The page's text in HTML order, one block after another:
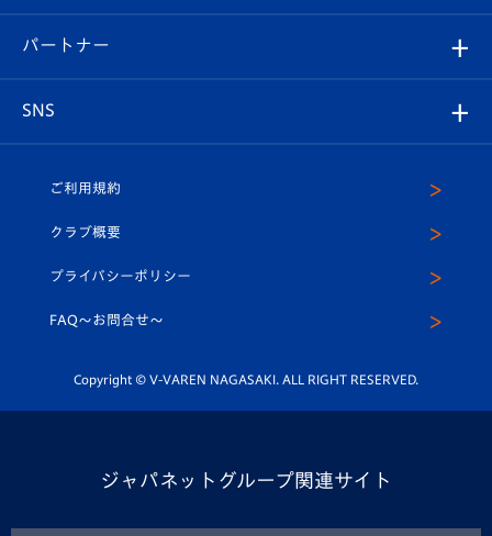
メディア
ホームタウン
マスコット紹介
平和祈念活動
ホームタウン活動
ヴィヴィくんの長崎おもてなしガイド
スタジアムグルメ
V-LOVERS（ファンクラブ）
プレイヤーズスイート
店舗情報
育成からのお知らせ
U-18
スクール
パートナー
SNS
ヴィヴィくんインスタグラム
公式LINE＠
ご利用規約
クラブ概要
プライバシーポリシー
FAQ〜お問合せ〜
Copyright © V-VAREN NAGASAKI. ALL RIGHT RESERVED.
ジャパネットグループ関連サイト